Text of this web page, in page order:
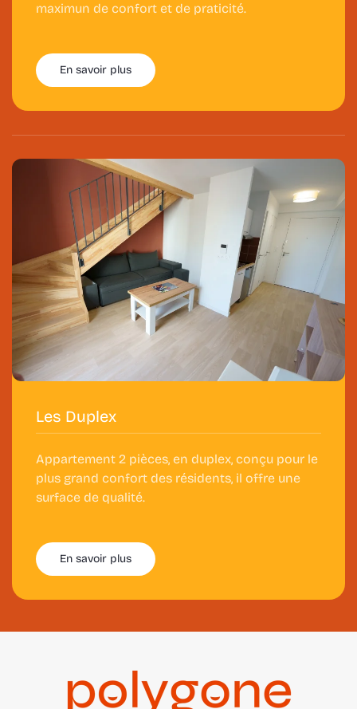
maximun de confort et de praticité.
En savoir plus
Les Duplex
Appartement 2 pièces, en duplex, conçu pour le
plus grand confort des résidents, il offre une
surface de qualité.
En savoir plus